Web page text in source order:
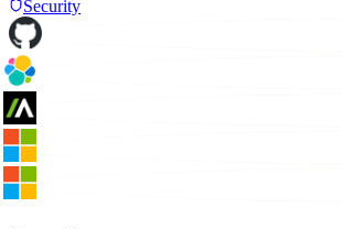
Security